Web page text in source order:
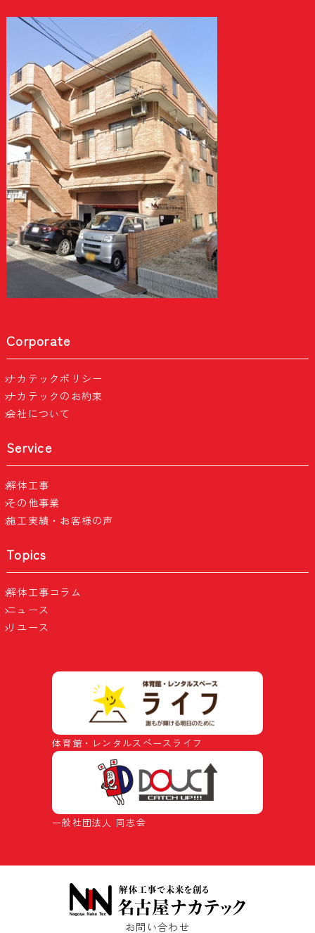
Corporate
ナカテックポリシー
ナカテックのお約束
会社について
Service
解体工事
その他事業
施工実績・お客様の声
Topics
解体工事コラム
ニュース
リユース
体育館・レンタルスペースライフ
一般社団法人 同志会
お問い合わせ